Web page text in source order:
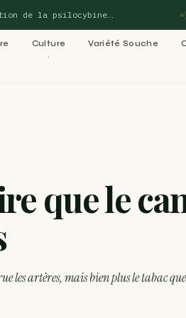
la psilocybine…
Culture Variété Souche
cannabis : le Culture
cannabis
le
que le
les artères, mais bien plus le tabac